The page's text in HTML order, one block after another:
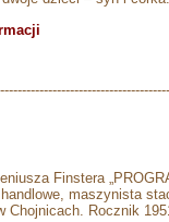
Finstera
maszynista
Chojnicach. Rocznik